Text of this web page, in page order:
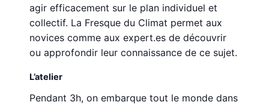
agir efficacement sur le plan individuel et
collectif. La Fresque du Climat permet aux
novices comme aux expert.es de découvrir
ou approfondir leur connaissance de ce sujet.
L’atelier
Pendant 3h, on embarque tout le monde dans